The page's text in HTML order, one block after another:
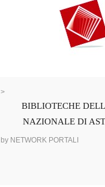
>
BIBLIOTECHE
NAZIONALE DI
by NETWORK PORTALI